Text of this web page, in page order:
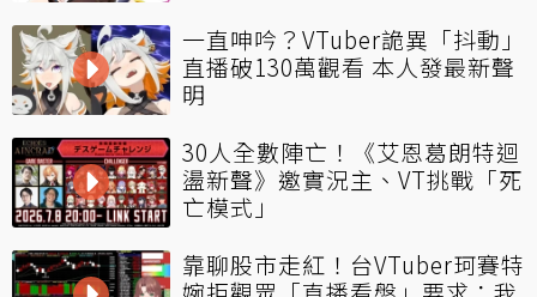
一直呻吟？VTuber詭異「抖動」
直播破130萬觀看 本人發最新聲
明
30人全數陣亡！《艾恩葛朗特迴
盪新聲》邀實況主、VT挑戰「死
亡模式」
靠聊股市走紅！台VTuber珂賽特